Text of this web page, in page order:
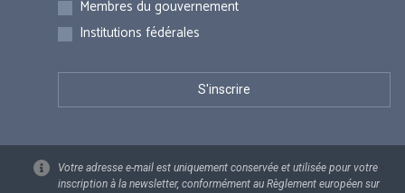
Membres du gouvernement
Institutions fédérales
Votre adresse e-mail est uniquement conservée et utilisée pour votre
inscription à la newsletter, conformément au Règlement européen sur